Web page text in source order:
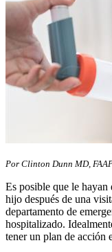
​Por Clinton Dunn MD,
Es posible que le hayan
hijo después de una
departamento de
hospitalizado.
tener un plan de acción